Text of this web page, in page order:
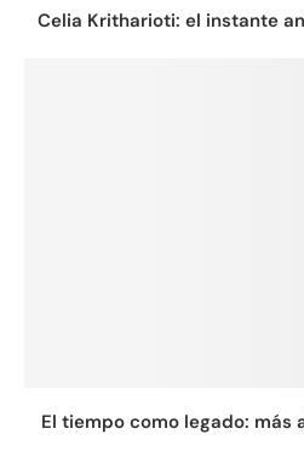
Celia Kritharioti: el instante
El tiempo como legado: más